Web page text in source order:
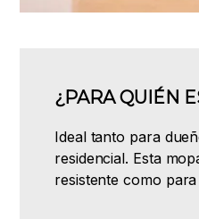
¿PARA QUIÉN
Ideal tanto para
residencial. Esta
resistente como